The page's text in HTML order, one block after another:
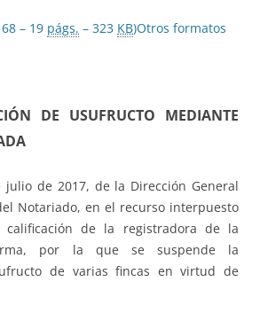
– 19 págs. – 323 KB)Otros formatos
DE USUFRUCTO MEDIANTE
julio de 2017, de la Dirección General
Notariado, en el recurso interpuesto
de la registradora de la
por la que se suspende la
de varias fincas en virtud de